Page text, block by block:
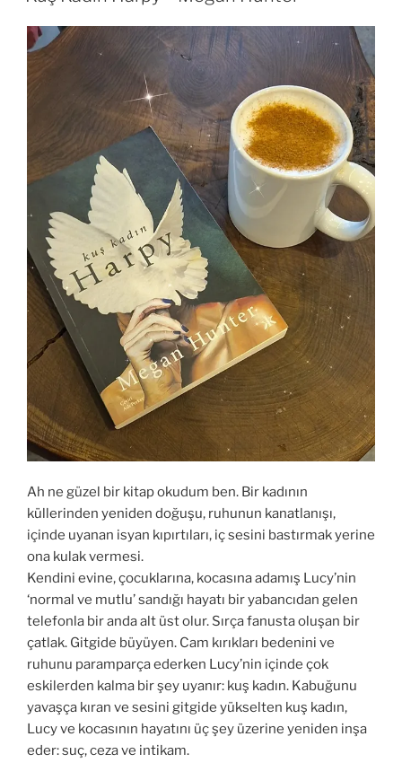
Ah ne güzel bir kitap okudum ben. Bir kadının
küllerinden yeniden doğuşu, ruhunun kanatlanışı,
içinde uyanan isyan kıpırtıları, iç sesini bastırmak yerine
ona kulak vermesi.
Kendini evine, çocuklarına, kocasına adamış Lucy’nin
‘normal ve mutlu’ sandığı hayatı bir yabancıdan gelen
telefonla bir anda alt üst olur. Sırça fanusta oluşan bir
çatlak. Gitgide büyüyen. Cam kırıkları bedenini ve
ruhunu paramparça ederken Lucy’nin içinde çok
eskilerden kalma bir şey uyanır: kuş kadın. Kabuğunu
yavaşça kıran ve sesini gitgide yükselten kuş kadın,
Lucy ve kocasının hayatını üç şey üzerine yeniden inşa
eder: suç, ceza ve intikam.